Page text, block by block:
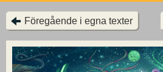
Föregående i egna texter